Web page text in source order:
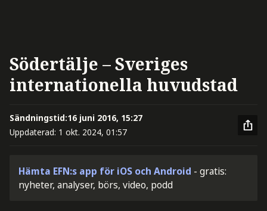
Södertälje – Sveriges
internationella huvudstad
Sändningstid:16 juni 2016, 15:27
Uppdaterad: 1 okt. 2024, 01:57
Hämta EFN:s app för iOS och Android - gratis:
nyheter, analyser, börs, video, podd